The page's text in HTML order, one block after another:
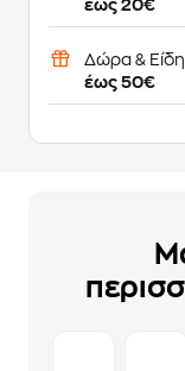
έως 20€
Δώρα &
έως 50€